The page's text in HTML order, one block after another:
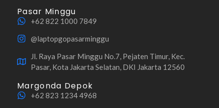
Pasar Minggu
+62 822 1000 7849
@laptopgopasarminggu
Jl. Raya Pasar Minggu No.7, Pejaten Timur, Kec.
Pasar, Kota Jakarta Selatan, DKI Jakarta 12560
Margonda Depok
+62 823 1234 4968